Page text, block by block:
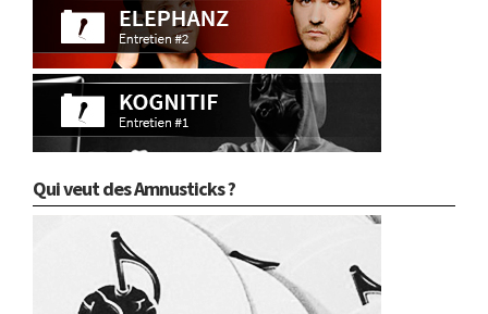
Qui veut des Amnusticks ?